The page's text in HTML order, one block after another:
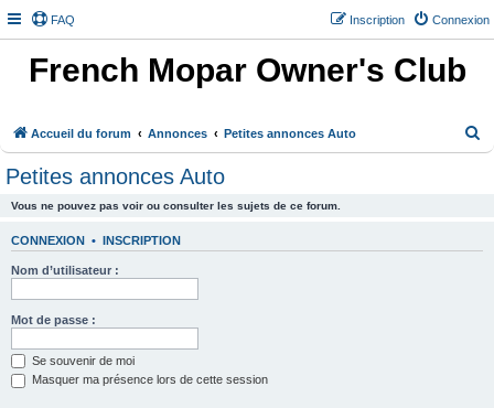
FAQ Connexion
Inscription
French Mopar Owner's Club
Accueil du forum Annonces Petites annonces Auto
Petites annonces Auto
Vous ne pouvez pas voir ou consulter les sujets de ce forum.
CONNEXION • INSCRIPTION
Nom d’utilisateur :
Mot de passe :
Se souvenir de moi
Masquer ma présence lors de cette session